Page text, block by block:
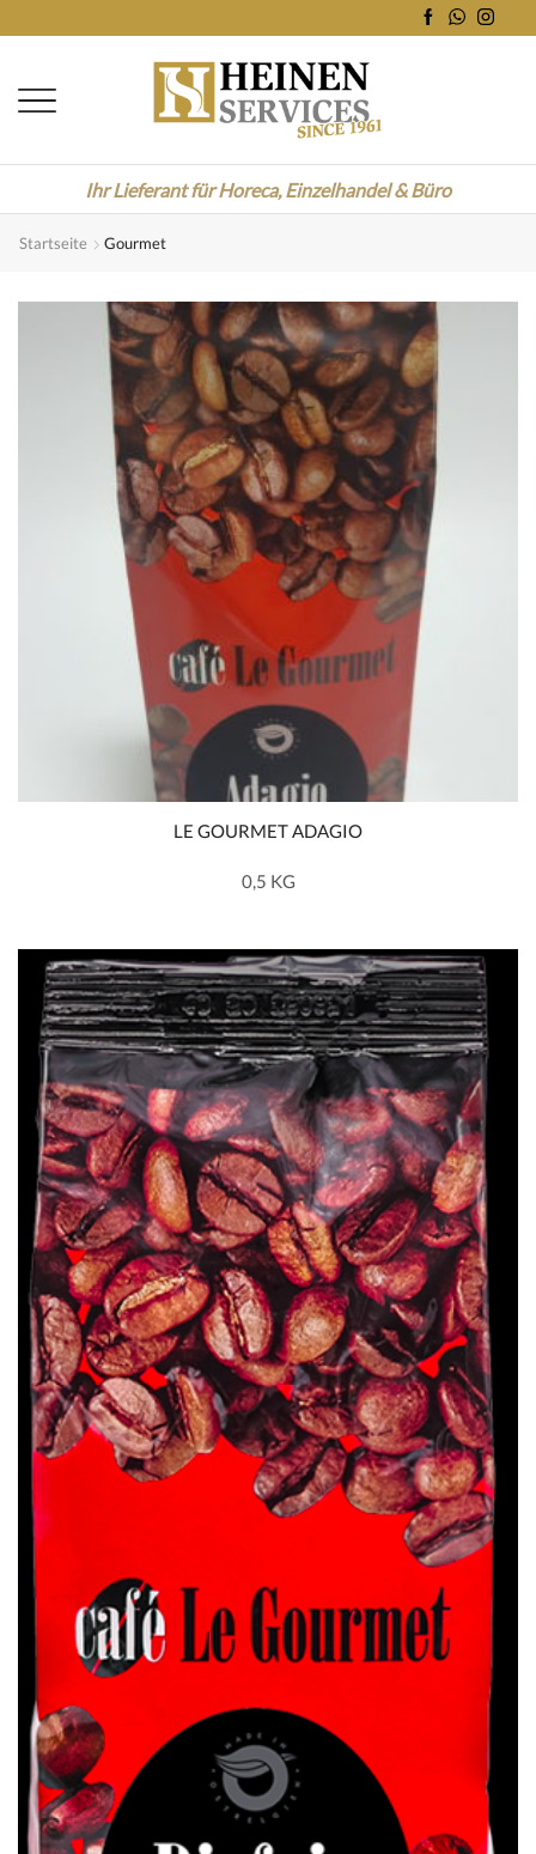
Ihr Lieferant für Horeca, Einzelhandel & Büro
Startseite Gourmet
LE GOURMET ADAGIO
0,5 KG